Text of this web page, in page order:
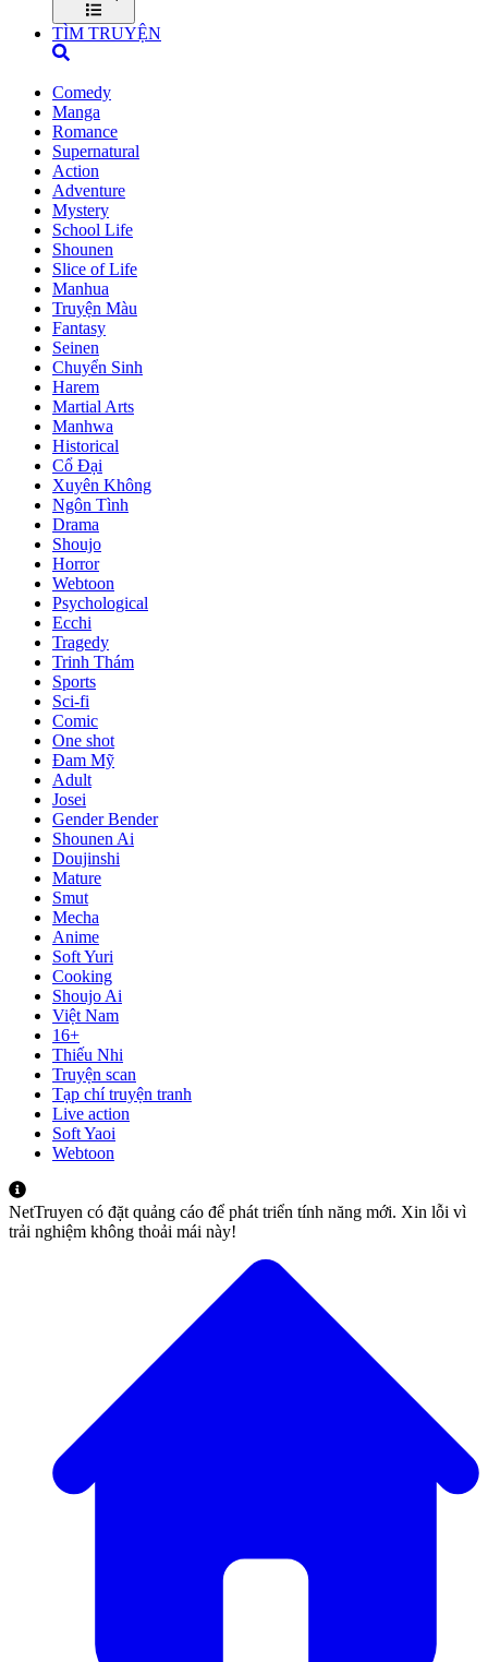
TÌM TRUYỆN
Comedy
Manga
Romance
Supernatural
Action
Adventure
Mystery
School Life
Shounen
Slice of Life
Manhua
Truyện Màu
Fantasy
Seinen
Chuyển Sinh
Harem
Martial Arts
Manhwa
Historical
Cổ Đại
Xuyên Không
Ngôn Tình
Drama
Shoujo
Horror
Webtoon
Psychological
Ecchi
Tragedy
Trinh Thám
Sports
Sci-fi
Comic
One shot
Đam Mỹ
Adult
Josei
Gender Bender
Shounen Ai
Doujinshi
Mature
Smut
Mecha
Anime
Soft Yuri
Cooking
Shoujo Ai
Việt Nam
16+
Thiếu Nhi
Truyện scan
Tạp chí truyện tranh
Live action
Soft Yaoi
Webtoon
NetTruyen có đặt quảng cáo để phát triển tính năng mới. Xin lỗi vì
trải nghiệm không thoải mái này!